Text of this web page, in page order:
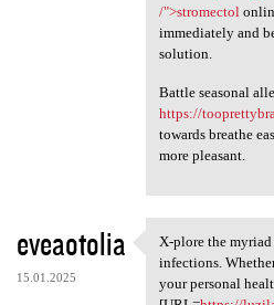
/">stromectol
immediately and
solution.
Battle seasonal
https://
towards breathe
more pleasant.
eveaotolia
15.01.2025
X-plore the
X-plore the
infections.
your personal